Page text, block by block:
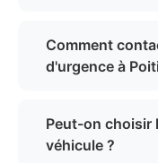
Comment
d'urgence à
Peut-on choisir
véhicule ?